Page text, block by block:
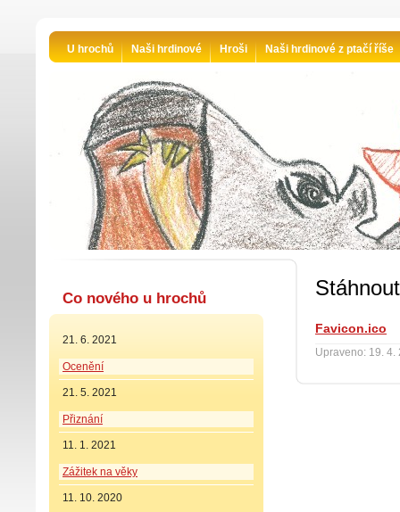
Stáhnout
Favicon.ico
Upraveno: 19. 4.
Co nového u hrochů
21. 6. 2021
Ocenění
21. 5. 2021
Přiznání
11. 1. 2021
Zážitek na věky
11. 10. 2020
U hrochů Naši hrdinové Hroši Naši hrdinové z ptačí říše